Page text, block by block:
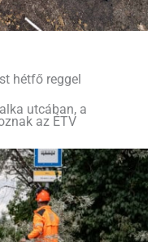
hétfő reggel
utcában, a
az ÉTV